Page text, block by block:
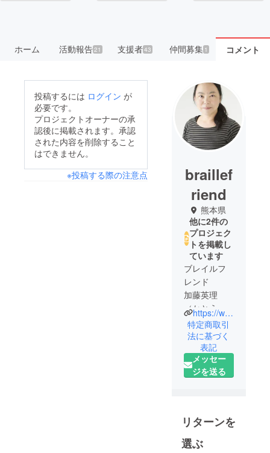
ホーム 活動報告21 支援者43 仲間募集 1 コメント
投稿するには ログイン が
必要です。
プロジェクトオーナーの承
認後に掲載されます。承認
された内容を削除すること
はできません。
※投稿する際の注意点
braillef
riend
熊本県
他に2件の
プロジェク
トを掲載し
ています
ブレイルフ
レンド
加藤英理
（かとうえ
いり）
「ブレイル
(braille)」は
英語で点字
のこと。
は、点字や
点字楽譜を
モチーフに
https://www.braillefriend.com
特定商取引
法に基づく
表記
メッセー
ジを送る
リターンを
選ぶ